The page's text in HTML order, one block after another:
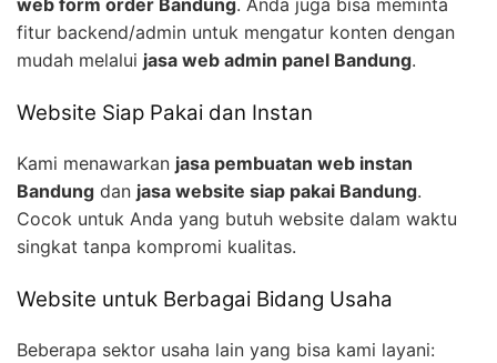
web form order Bandung. Anda juga bisa meminta
fitur backend/admin untuk mengatur konten dengan
mudah melalui jasa web admin panel Bandung.
Website Siap Pakai dan Instan
Kami menawarkan jasa pembuatan web instan
Bandung dan jasa website siap pakai Bandung.
Cocok untuk Anda yang butuh website dalam waktu
singkat tanpa kompromi kualitas.
Website untuk Berbagai Bidang Usaha
Beberapa sektor usaha lain yang bisa kami layani: